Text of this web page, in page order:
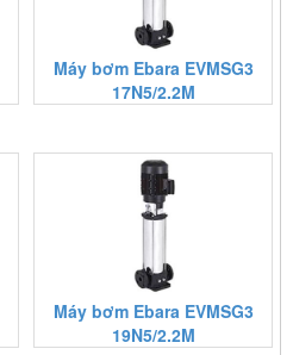
Máy bơm Ebara EVMSG3
17N5/2.2M
Máy bơm Ebara EVMSG3
19N5/2.2M